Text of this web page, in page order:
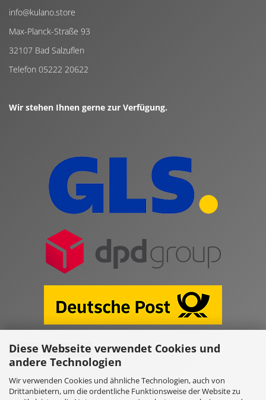
Diese Webseite verwendet Cookies und
andere Technologien
Wir verwenden Cookies und ähnliche Technologien, auch von
Drittanbietern, um die ordentliche Funktionsweise der Website zu
info@kulano.store
Max-Planck-Straße 93
32107 Bad Salzuflen
Telefon 05222 20622
Wir stehen Ihnen gerne zur Verfügung.
Vertrag widerrufen
Online Shop erstellenmit Gambio.de © 2026